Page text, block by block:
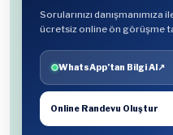
Sorularınızı
ücretsiz online ön görüşme
WhatsApp’tan Bilgi Al↗
Online Randevu Oluştur